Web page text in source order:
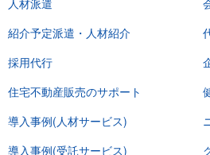
紹介予定派遣・人材紹介
採用代行
住宅不動産販売のサポート
導入事例(人材サービス)
導入事例(受託サービス)